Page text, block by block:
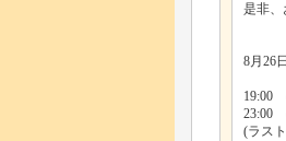
是非、
8月26
19:00
23:00
(ラス